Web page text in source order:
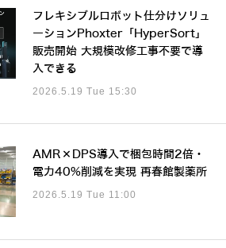
フレキシブルロボット仕分けソリュ
ーションPhoxter「HyperSort」
販売開始 大規模改修工事不要で導
入できる
2026.5.19 Tue 15:30
AMR×DPS導入で梱包時間2倍・
電力40%削減を実現 再春館製薬所
2026.5.19 Tue 11:00